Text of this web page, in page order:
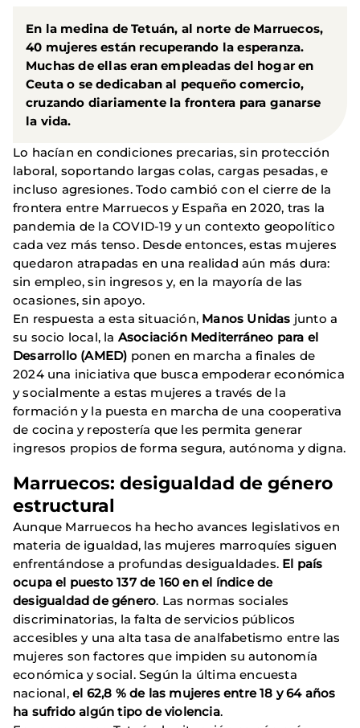
En la medina de Tetuán, al norte de Marruecos,
40 mujeres están recuperando la esperanza.
Muchas de ellas eran empleadas del hogar en
Ceuta o se dedicaban al pequeño comercio,
cruzando diariamente la frontera para ganarse
la vida.
Lo hacían en condiciones precarias, sin protección
laboral, soportando largas colas, cargas pesadas, e
incluso agresiones. Todo cambió con el cierre de la
frontera entre Marruecos y España en 2020, tras la
pandemia de la COVID-19 y un contexto geopolítico
cada vez más tenso. Desde entonces, estas mujeres
quedaron atrapadas en una realidad aún más dura:
sin empleo, sin ingresos y, en la mayoría de las
ocasiones, sin apoyo.
En respuesta a esta situación, Manos Unidas junto a
su socio local, la Asociación Mediterráneo para el
Desarrollo (AMED) ponen en marcha a finales de
2024 una iniciativa que busca empoderar económica
y socialmente a estas mujeres a través de la
formación y la puesta en marcha de una cooperativa
de cocina y repostería que les permita generar
ingresos propios de forma segura, autónoma y digna.
Marruecos: desigualdad de género
estructural
Aunque Marruecos ha hecho avances legislativos en
materia de igualdad, las mujeres marroquíes siguen
enfrentándose a profundas desigualdades. El país
ocupa el puesto 137 de 160 en el índice de
desigualdad de género. Las normas sociales
discriminatorias, la falta de servicios públicos
accesibles y una alta tasa de analfabetismo entre las
mujeres son factores que impiden su autonomía
económica y social. Según la última encuesta
nacional, el 62,8 % de las mujeres entre 18 y 64 años
ha sufrido algún tipo de violencia.